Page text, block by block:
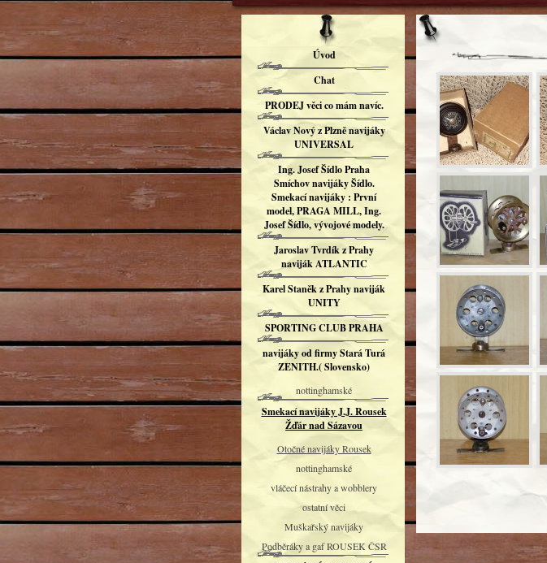
Úvod
Chat
PRODEJ věci co mám navíc.
Václav Nový z Plzně navijáky
UNIVERSAL
Ing. Josef Šídlo Praha
Smíchov navijáky Šídlo.
Smekací navijáky : První
model, PRAGA MILL, Ing.
Josef Šídlo, vývojové modely.
Jaroslav Tvrdík z Prahy
naviják ATLANTIC
Karel Staněk z Prahy naviják
UNITY
SPORTING CLUB PRAHA
navijáky od firmy Stará Turá
ZENITH.( Slovensko)
nottinghamské
Smekací navijáky J.J. Rousek
Žďár nad Sázavou
Otočné navijáky Rousek
nottinghamské
vláčecí nástrahy a wobblery
ostatní věci
Muškařský navijáky
Podběráky a gaf ROUSEK ČSR